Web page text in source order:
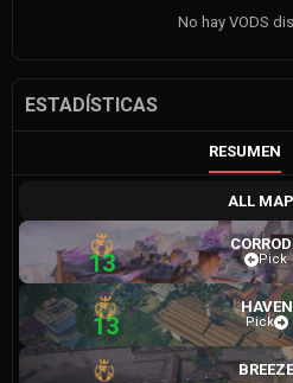
No hay VODS
ESTADÍSTICAS
RESUMEN
ALL
13 Pick
13
HAVEN
Pick
BREEZE